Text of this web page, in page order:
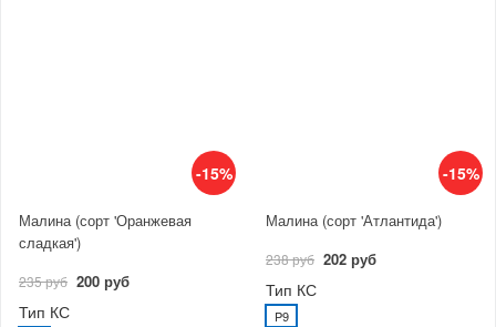
-15%
Малина (сорт 'Оранжевая
сладкая')
235 руб 200 руб
Тип КС
-15%
Малина (сорт 'Атлантида')
238 руб 202 руб
Тип КС
P9